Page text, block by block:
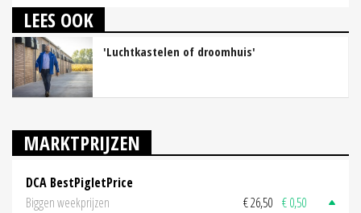
LEES OOK
'Luchtkastelen of droomhuis'
MARKTPRIJZEN
DCA BestPigletPrice
Biggen weekprijzen
€ 26,50 € 0,50